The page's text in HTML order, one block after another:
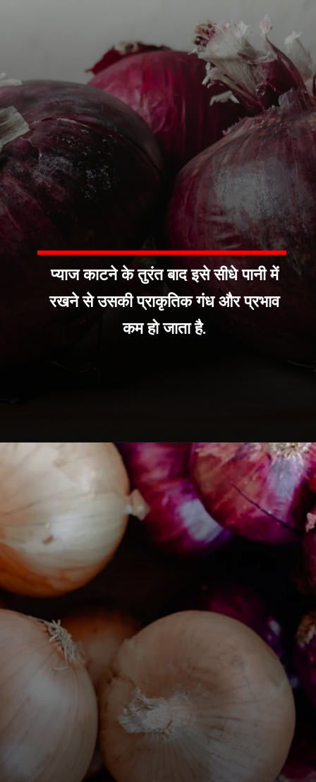
प्याज काटने के तुरंत बाद इसे सीधे पानी में
रखने से उसकी प्राकृतिक गंध और प्रभाव
कम हो जाता है.